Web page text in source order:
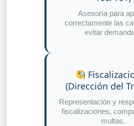
Asesoría para
correctamente las
evitar
(Dirección del
Representación y
fiscalizaciones,
multas.